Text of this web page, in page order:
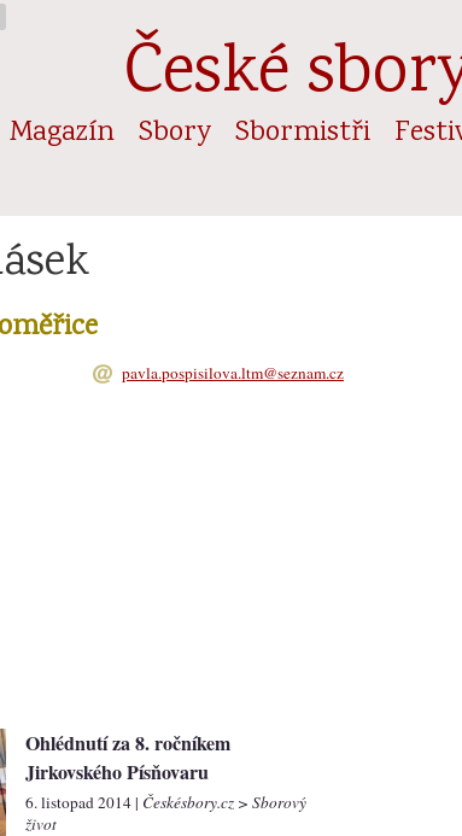
České
Magazín Sbory Sbormistři
pavla.pospisilova.ltm@seznam.cz
Ohlédnutí za 8. ročníkem
Jirkovského Písňovaru
6. listopad 2014 | Českésbory.cz > Sborový
život